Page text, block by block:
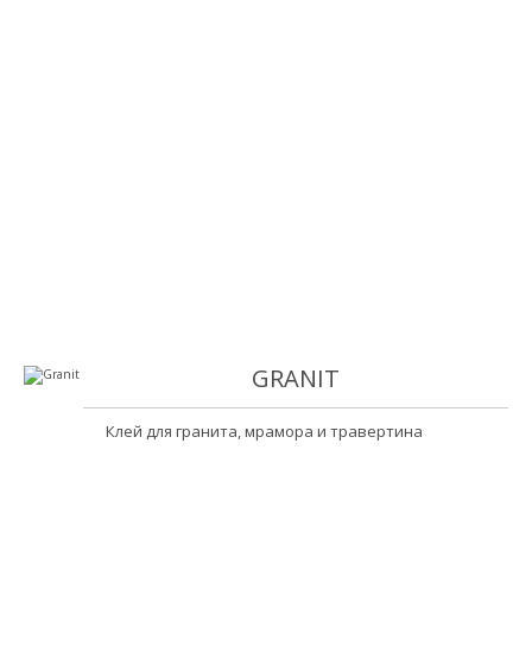
GRANIT
Клей для гранита, мрамора и травертина